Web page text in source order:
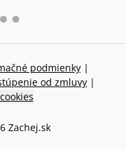
podmienky |
od zmluvy |
Zachej.sk